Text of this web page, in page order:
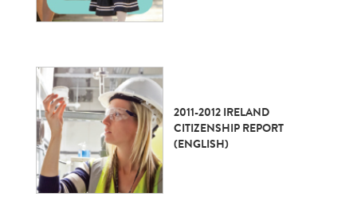
2011-2012 IRELAND
CITIZENSHIP REPORT
(ENGLISH)